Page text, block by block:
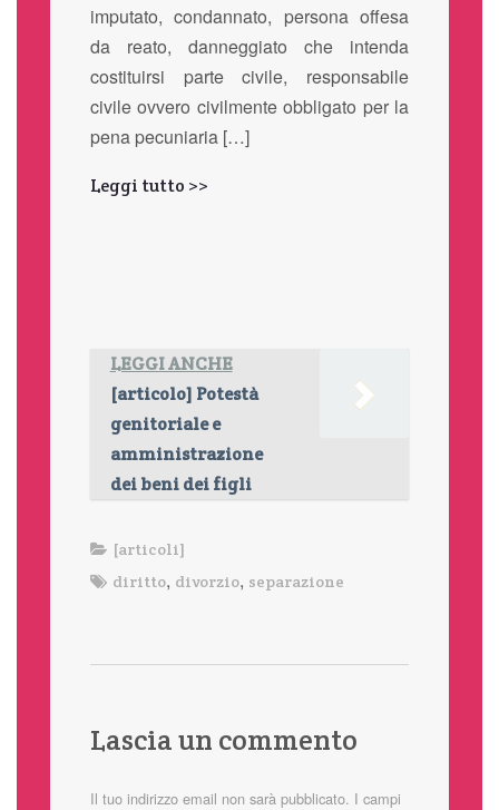
imputato, condannato, persona offesa
da reato, danneggiato che intenda
costituirsi parte civile, responsabile
civile ovvero civilmente obbligato per la
pena pecuniaria […]
Leggi tutto >>
LEGGI ANCHE
[articolo] Potestà
genitoriale e
amministrazione
dei beni dei figli
[articoli]
diritto, divorzio, separazione
Lascia un commento
Il tuo indirizzo email non sarà pubblicato. I campi